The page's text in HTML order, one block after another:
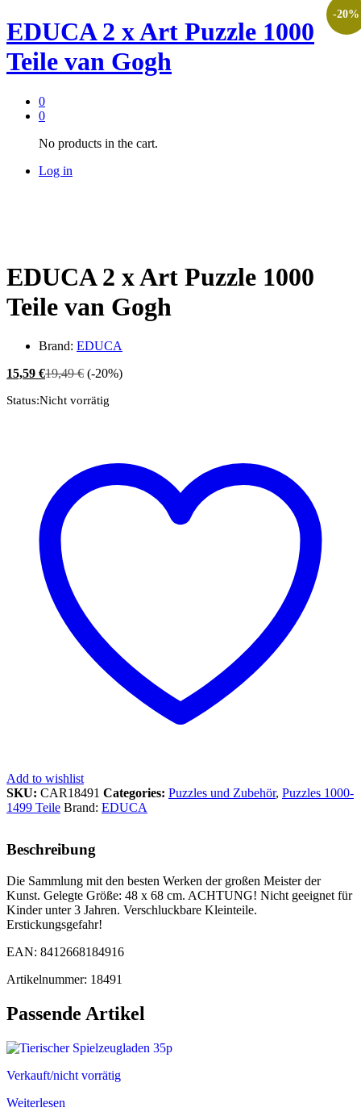
EDUCA 2 x Art Puzzle 1000
Teile van Gogh
0
0
No products in the cart.
Log in
EDUCA 2 x Art Puzzle 1000
Teile van Gogh
Brand: EDUCA
15,59 €19,49€ (-20%)
Status:Nicht vorrätig
Add to wishlist
SKU: CAR18491 Categories: Puzzles und Zubehör, Puzzles 1000-
1499 Teile Brand: EDUCA
Beschreibung
Die Sammlung mit den besten Werken der großen Meister der
Kunst. Gelegte Größe: 48 x 68 cm. ACHTUNG! Nicht geeignet für
Kinder unter 3 Jahren. Verschluckbare Kleinteile.
Erstickungsgefahr!
EAN: 8412668184916
Artikelnummer: 18491
Passende Artikel
Verkauft/nicht vorrätig
Weiterlesen
-20%